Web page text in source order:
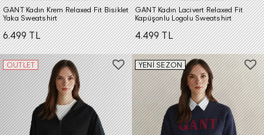
GANT Kadın Krem Relaxed Fit Bisiklet
Yaka Sweatshirt
6.499 TL
GANT Kadın Lacivert Relaxed Fit
Kapüşonlu Logolu Sweatshirt
4.499 TL
OUTLET YENİ SEZON